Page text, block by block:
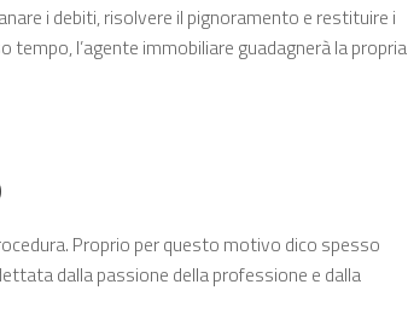
i debiti, risolvere il pignoramento e restituire i
l’agente immobiliare guadagnerà la propria
Proprio per questo motivo dico spesso
dalla passione della professione e dalla